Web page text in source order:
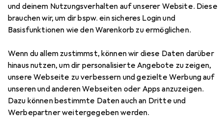
und deinem Nutzungsverhalten auf unserer Website. Diese
brauchen wir, um dir bspw. ein sicheres Login und
Basisfunktionen wie den Warenkorb zu ermöglichen.
Wenn du allem zustimmst, können wir diese Daten darüber
hinaus nutzen, um dir personalisierte Angebote zu zeigen,
unsere Webseite zu verbessern und gezielte Werbung auf
unseren und anderen Webseiten oder Apps anzuzeigen.
Dazu können bestimmte Daten auch an Dritte und
Werbepartner weitergegeben werden.
Zubehör für Alco Brotmesser
32,5cm schwarz
Hier findest du passendes Zubehör zum Produkt Alco
Brotmesser 32,5cm schwarz aus den Kategorien
Messerschärfer und Schneidebrett.